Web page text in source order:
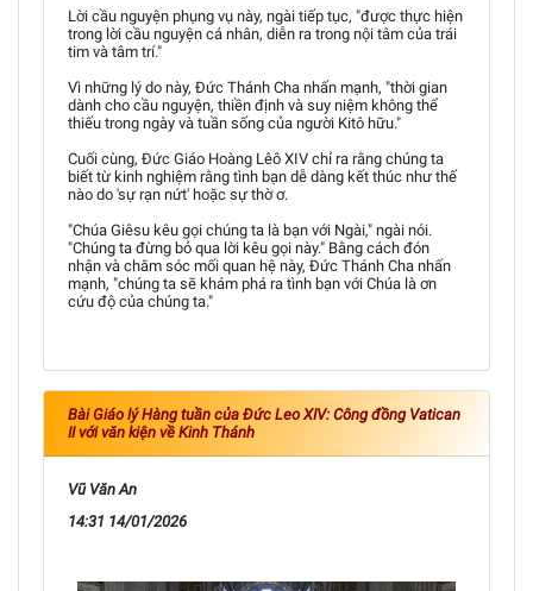
Lời cầu nguyện phụng vụ này, ngài tiếp tục, "được thực hiện
trong lời cầu nguyện cá nhân, diễn ra trong nội tâm của trái
tim và tâm trí."
Vì những lý do này, Đức Thánh Cha nhấn mạnh, "thời gian
dành cho cầu nguyện, thiền định và suy niệm không thể
thiếu trong ngày và tuần sống của người Kitô hữu."
Cuối cùng, Đức Giáo Hoàng Lêô XIV chỉ ra rằng chúng ta
biết từ kinh nghiệm rằng tình bạn dễ dàng kết thúc như thế
nào do 'sự rạn nứt' hoặc sự thờ ơ.
"Chúa Giêsu kêu gọi chúng ta là bạn với Ngài," ngài nói.
"Chúng ta đừng bỏ qua lời kêu gọi này." Bằng cách đón
nhận và chăm sóc mối quan hệ này, Đức Thánh Cha nhấn
mạnh, "chúng ta sẽ khám phá ra tình bạn với Chúa là ơn
cứu độ của chúng ta."
Bài Giáo lý Hàng tuần của Đức Leo XIV: Công đồng Vatican
II với văn kiện về Kinh Thánh
Vũ Văn An
14:31 14/01/2026